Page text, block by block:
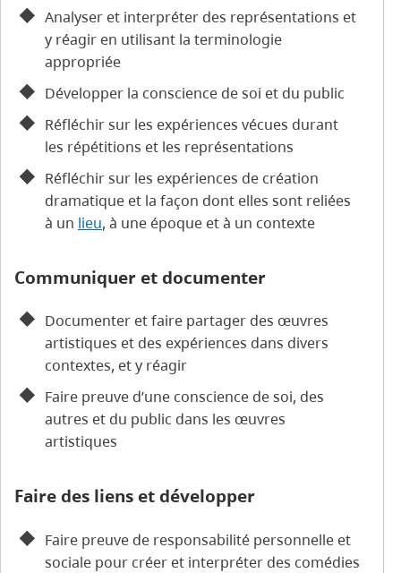
Analyser et interpréter des représentations et
y réagir en utilisant la terminologie
appropriée
Développer la conscience de soi et du public
Réfléchir sur les expériences vécues durant
les répétitions et les représentations
Réfléchir sur les expériences de création
dramatique et la façon dont elles sont reliées
à un lieu, à une époque et à un contexte
Communiquer et documenter
Documenter et faire partager des œuvres
artistiques et des expériences dans divers
contextes, et y réagir
Faire preuve d’une conscience de soi, des
autres et du public dans les œuvres
artistiques
Faire des liens et développer
Faire preuve de responsabilité personnelle et
sociale pour créer et interpréter des comédies